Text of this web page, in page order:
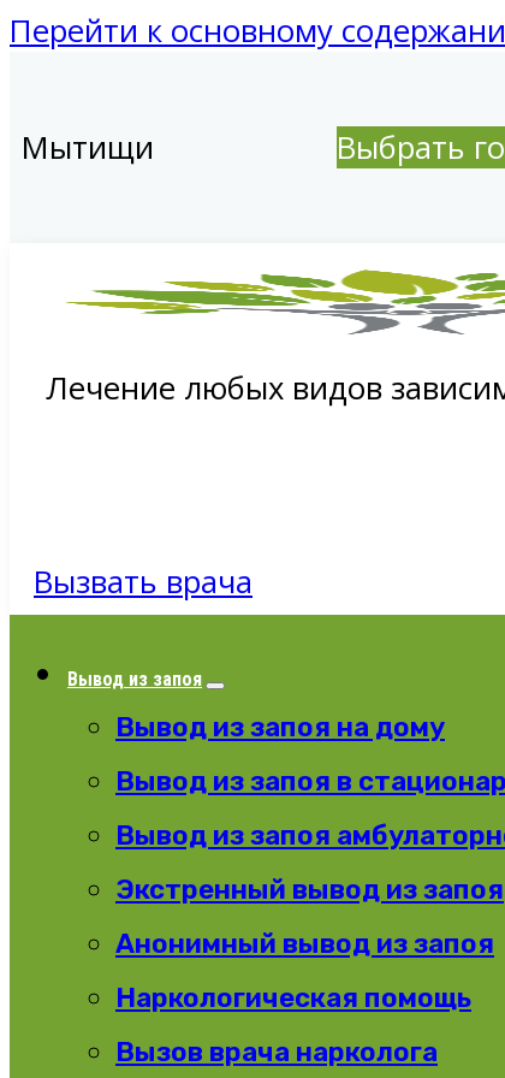
Перейти к основному
Мытищи Выбрать
Лечение любых видов
Вызвать врача
Вывод из запоя
Вывод из запоя на дому
Вывод из запоя в
Вывод из запоя
Экстренный вывод из запоя
Анонимный вывод из запоя
Наркологическая помощь
Вызов врача нарколога